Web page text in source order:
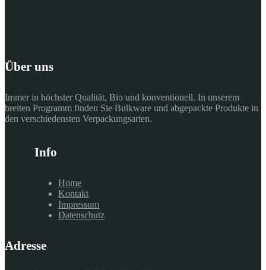
Über uns
Immer in höchster Qualität, Bio und konventionell. In unserem
breiten Programm finden Sie Bulkware und abgepackte Produkte in
den verschiedensten Verpackungsarten.
Info
Home
Kontakt
Impressum
Datenschutz
Adresse